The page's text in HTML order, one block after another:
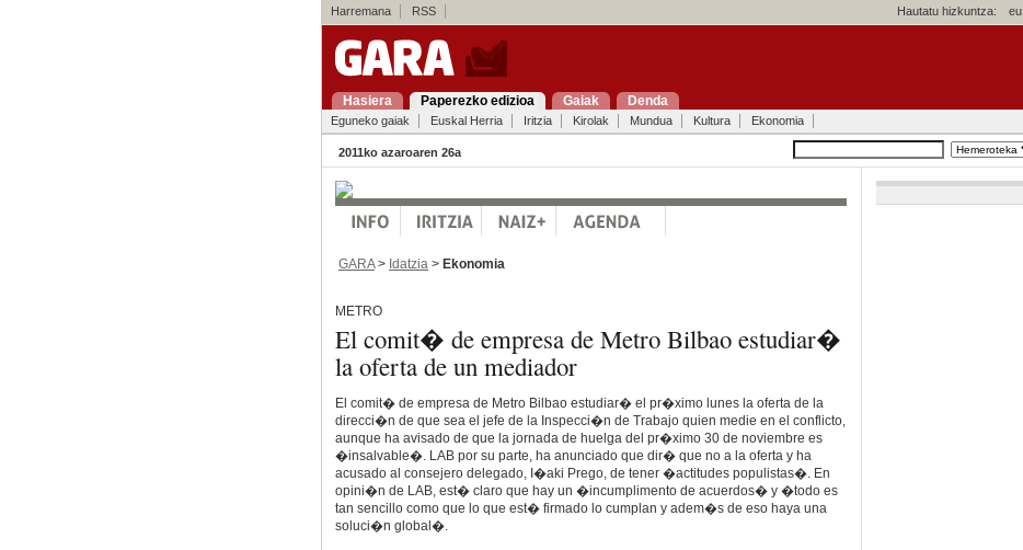
Harremana RSS Hautatu hizkuntza: eu
Hasiera Paperezko edizioa Gaiak Denda
Eguneko gaiak Euskal Herria Iritzia Kirolak Mundua Kultura Ekonomia
2011ko azaroaren 26a
GARA> Idatzia > Ekonomia
METRO
El comit� de empresa de Metro Bilbao estudiar�
la oferta de un mediador
El comit� de empresa de Metro Bilbao estudiar� el pr�ximo lunes la oferta de la
direcci�n de que sea el jefe de la Inspecci�n de Trabajo quien medie en el conflicto,
aunque ha avisado de que la jornada de huelga del pr�ximo 30 de noviembre es
�insalvable�. LAB por su parte, ha anunciado que dir� que no a la oferta y ha
acusado al consejero delegado, I�aki Prego, de tener �actitudes populistas�. En
opini�n de LAB, est� claro que hay un �incumplimento de acuerdos� y �todo es
tan sencillo como que lo que est� firmado lo cumplan y adem�s de eso haya una
soluci�n global�.